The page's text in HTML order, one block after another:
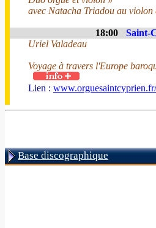
avec Natacha Triadou au violon
18:00
Saint-
Uriel Valadeau
Voyage à travers l'Europe
Lien :
Base discographique